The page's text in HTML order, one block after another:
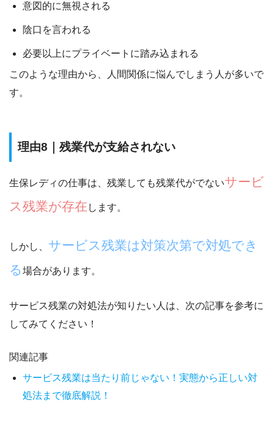
意図的に無視される
陰口を言われる
必要以上にプライベートに踏み込まれる
このような理由から、人間関係に悩んでしまう人が多いで
す。
理由8｜残業代が支給されない
生保レディの仕事は、残業しても残業代がでないサービ
ス残業が存在 します。
しかし、 サービス残業は対策次第で対処でき
る場合があります。
サービス残業の対処法が知りたい人は、 次の記事を参考に
してみてください！
関連記事
サービス残業は当たり前じゃない！実態から正しい対
処法まで徹底解説！